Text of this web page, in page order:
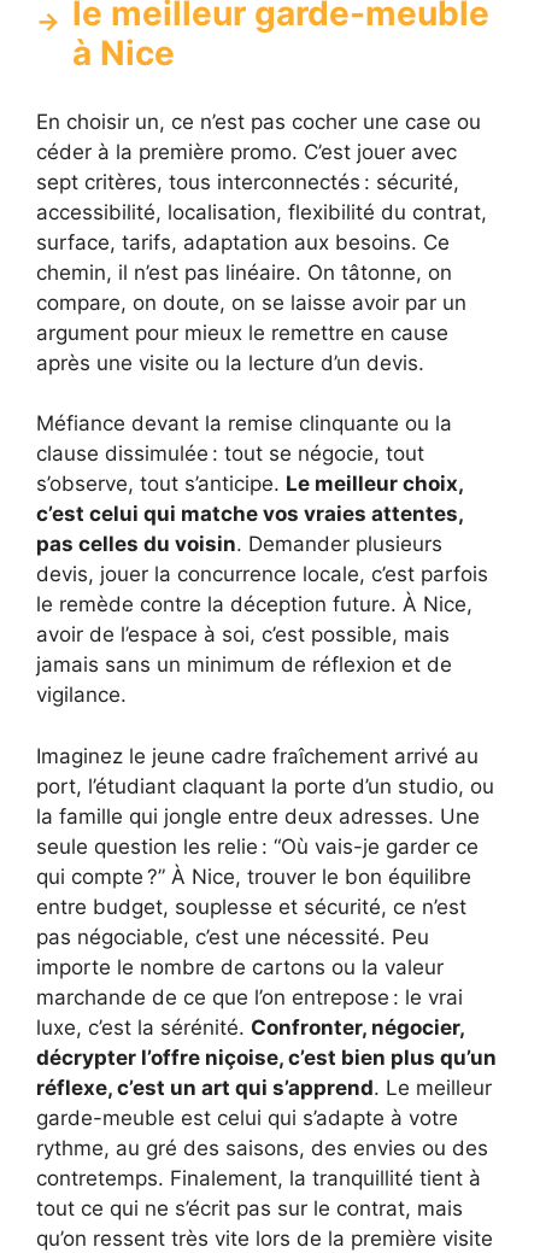
le meilleur garde-meuble
à Nice
En choisir un, ce n’est pas cocher une case ou
céder à la première promo. C’est jouer avec
sept critères, tous interconnectés : sécurité,
accessibilité, localisation, flexibilité du contrat,
surface, tarifs, adaptation aux besoins. Ce
chemin, il n’est pas linéaire. On tâtonne, on
compare, on doute, on se laisse avoir par un
argument pour mieux le remettre en cause
après une visite ou la lecture d’un devis.
Méfiance devant la remise clinquante ou la
clause dissimulée : tout se négocie, tout
s’observe, tout s’anticipe. Le meilleur choix,
c’est celui qui matche vos vraies attentes,
pas celles du voisin. Demander plusieurs
devis, jouer la concurrence locale, c’est parfois
le remède contre la déception future. À Nice,
avoir de l’espace à soi, c’est possible, mais
jamais sans un minimum de réflexion et de
vigilance.
Imaginez le jeune cadre fraîchement arrivé au
port, l’étudiant claquant la porte d’un studio, ou
la famille qui jongle entre deux adresses. Une
seule question les relie : “Où vais-je garder ce
qui compte ?” À Nice, trouver le bon équilibre
entre budget, souplesse et sécurité, ce n’est
pas négociable, c’est une nécessité. Peu
importe le nombre de cartons ou la valeur
marchande de ce que l’on entrepose : le vrai
luxe, c’est la sérénité. Confronter, négocier,
décrypter l’offre niçoise, c’est bien plus qu’un
réflexe, c’est un art qui s’apprend. Le meilleur
garde-meuble est celui qui s’adapte à votre
rythme, au gré des saisons, des envies ou des
contretemps. Finalement, la tranquillité tient à
tout ce qui ne s’écrit pas sur le contrat, mais
qu’on ressent très vite lors de la première visite